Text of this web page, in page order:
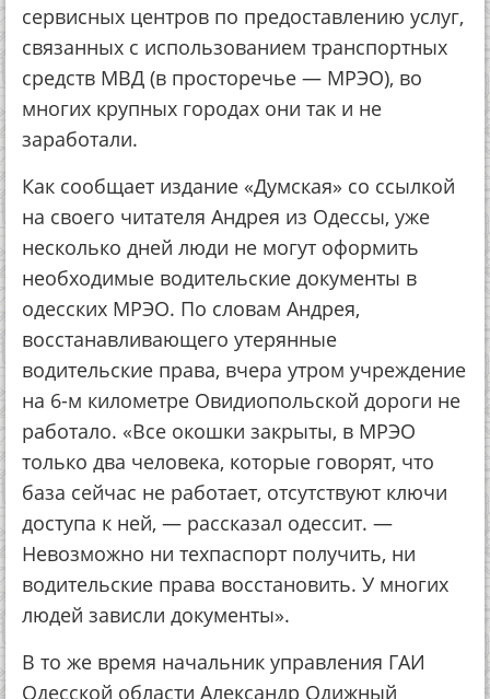
сервисных центров по предоставлению услуг,
связанных с использованием транспортных
средств МВД (в просторечье — МРЭО), во
многих крупных городах они так и не
заработали.
Как сообщает издание «Думская» со ссылкой
на своего читателя Андрея из Одессы, уже
несколько дней люди не могут оформить
необходимые водительские документы в
одесских МРЭО. По словам Андрея,
восстанавливающего утерянные
водительские права, вчера утром учреждение
на 6-м километре Овидиопольской дороги не
работало. «Все окошки закрыты, в МРЭО
только два человека, которые говорят, что
база сейчас не работает, отсутствуют ключи
доступа к ней, — рассказал одессит. —
Невозможно ни техпаспорт получить, ни
водительские права восстановить. У многих
людей зависли документы».
В то же время начальник управления ГАИ
Одесской области Александр Одижный